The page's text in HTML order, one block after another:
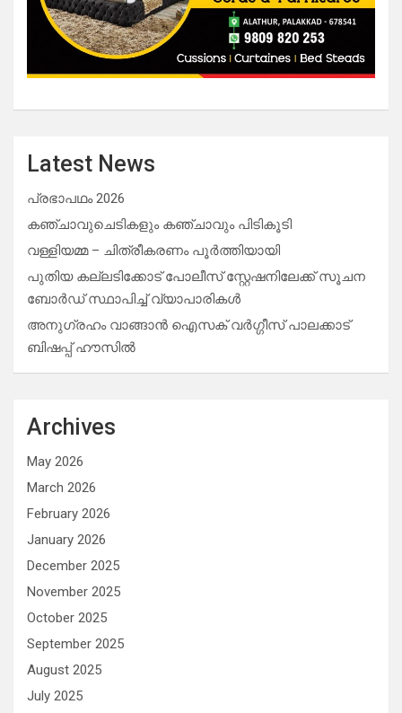
Latest News
പ്രഭാപഥം 2026
കഞ്ചാവുചെടികളും കഞ്ചാവും പിടികൂടി
വള്ളിയമ്മ – ചിത്രീകരണം പൂർത്തിയായി
പുതിയ കല്ലടിക്കോട് പോലീസ് സ്റ്റേഷനിലേക്ക് സൂചന
ബോർഡ് സ്ഥാപിച്ച് വ്യാപാരികൾ
അനുഗ്രഹം വാങ്ങാൻ ഐസക് വര്‍ഗ്ഗീസ് പാലക്കാട്
ബിഷപ്പ് ഹൗസില്‍
Archives
May 2026
March 2026
February 2026
January 2026
December 2025
November 2025
October 2025
September 2025
August 2025
July 2025